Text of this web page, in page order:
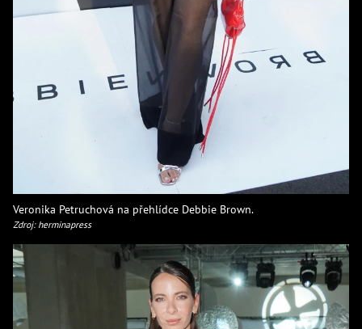
Veronika Petruchová na přehlídce Debbie Brown.
Zdroj: herminapress